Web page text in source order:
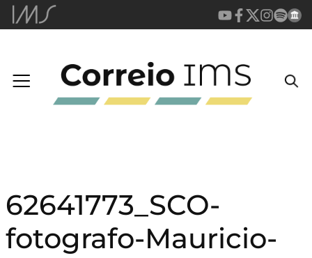
62641773_SCO-
fotografo-Mauricio-